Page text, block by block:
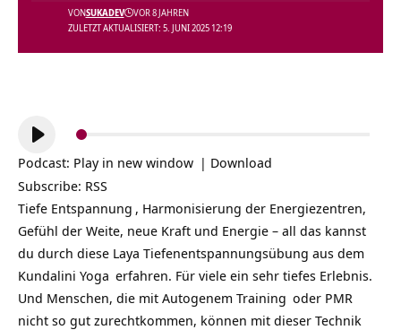
ZULETZT AKTUALISIERT: 5. JUNI 2025 12:19
VONSUKADEV VOR 8 JAHREN
Audio-
Player
Podcast: Play in new window | Download
Subscribe: RSS
Tiefe Entspannung , Harmonisierung der Energiezentren,
Gefühl der Weite, neue Kraft und Energie – all das kannst
du durch diese Laya Tiefenentspannungsübung aus dem
Kundalini Yoga erfahren. Für viele ein sehr tiefes Erlebnis.
Und Menschen, die mit Autogenem Training oder PMR
nicht so gut zurechtkommen, können mit dieser Technik